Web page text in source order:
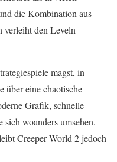
die Kombination aus
verleiht den Leveln
magst, in
über eine chaotische
Grafik, schnelle
woanders umsehen.
Creeper World 2 jedoch